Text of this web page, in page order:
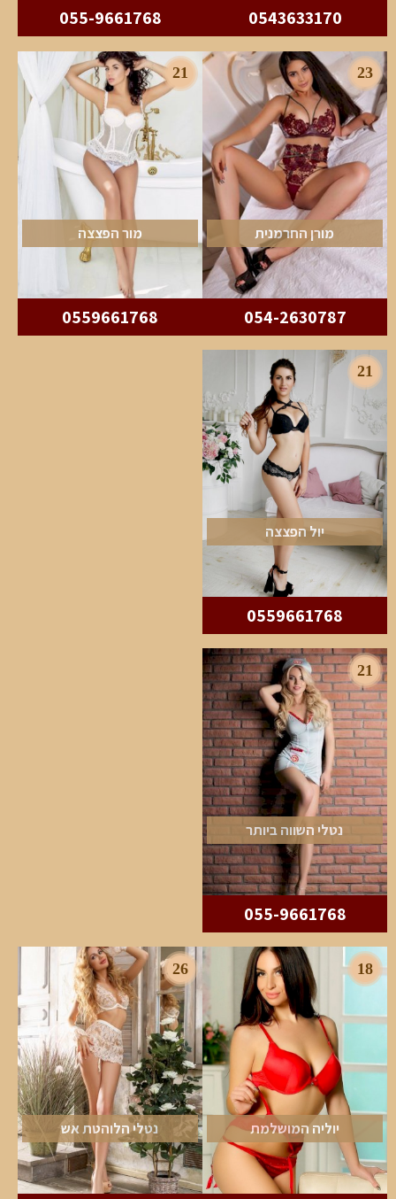
0543633170
055-9661768
23
מורן החרמנית
054-2630787
21
מור הפצצה
0559661768
21
יול הפצצה
0559661768
21
נטלי השווה ביותר
055-9661768
18
יוליה המושלמת
26
נטלי הלוהטת אש